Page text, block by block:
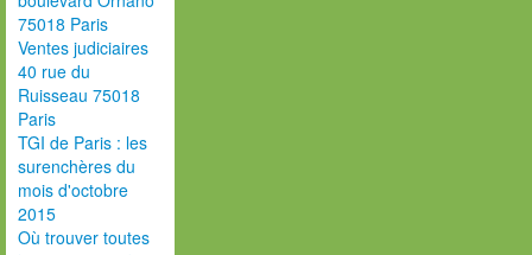
75018 Paris
Ventes judiciaires
40 rue du
Ruisseau 75018
Paris
TGI de Paris : les
surenchères du
mois d'octobre
2015
Où trouver toutes